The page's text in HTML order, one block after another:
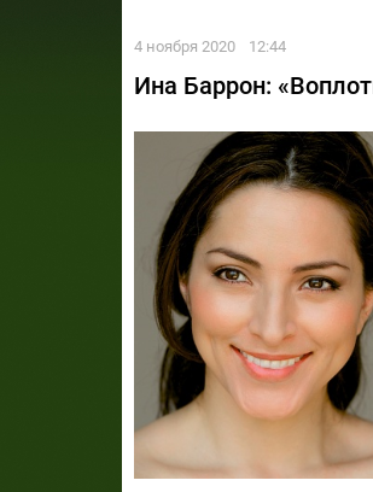
4 ноября 2020 12:44
Ина Баррон: